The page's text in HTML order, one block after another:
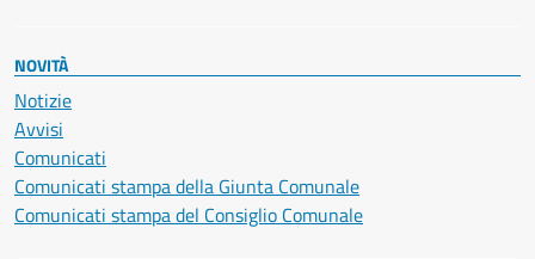
NOVITÀ
Notizie
Avvisi
Comunicati
Comunicati stampa della Giunta Comunale
Comunicati stampa del Consiglio Comunale